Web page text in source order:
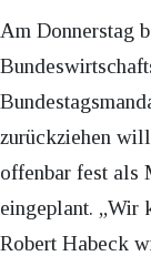
Am Donnerstag
zurückziehen
offenbar fest als
eingeplant. „Wir
Robert Habeck